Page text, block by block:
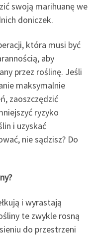
swoją marihuanę we
doniczek.
która musi być
aby
przez roślinę. Jeśli
maksymalnie
zaoszczędzić
ryzyko
i uzyskać
nie sądzisz? Do
i wyrastają
te zwykle rosną
do przestrzeni